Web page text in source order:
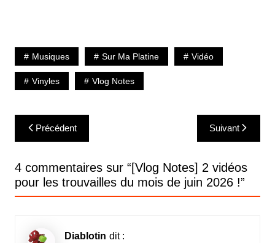
Musiques Sur Ma Platine Vidéo
Vinyles Vlog Notes
Navigation
de
l’article
Précédent Suivant
4 commentaires sur “[Vlog Notes] 2 vidéos
pour les trouvailles du mois de juin 2026 !”
Diablotin dit :